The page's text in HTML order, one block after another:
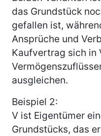
das Grundstück
gefallen ist,
Ansprüche und
Kaufvertrag sich in
ausgleichen.
Beispiel 2:
V ist Eigentümer
Grundstücks, das